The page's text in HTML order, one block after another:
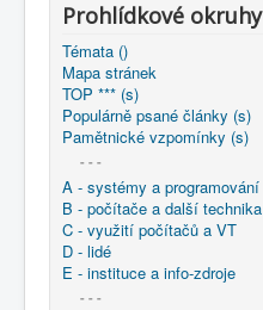
Prohlídkové okruhy
Témata ()
Mapa stránek
TOP *** (s)
Populárně psané články (s)
Pamětnické vzpomínky (s)
- - -
A - systémy a programování
B - počítače a další technika
C - využití počítačů a VT
D - lidé
E - instituce a info-zdroje
- - -